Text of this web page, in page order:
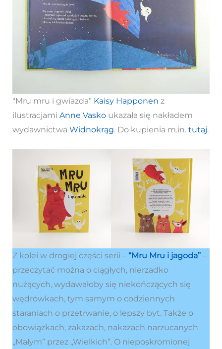
“Mru mru i gwiazda” Kaisy Happonen z
ilustracjami Anne Vaskoukazała się nakładem
wydawnictwa Widnokrąg. Do kupienia m.in. tutaj.
Z kolei w drogiej części serii – “Mru Mru i jagoda”–
przeczytać można o ciągłych, nierzadko
nużących, wydawałoby się niekończących się
wędrówkach, tym samym o codziennych
staraniach o przetrwanie, o lepszy byt. Także o
obowiązkach, zakazach, nakazach narzucanych
„Małym” przez „Wielkich”. O nieposkromionej